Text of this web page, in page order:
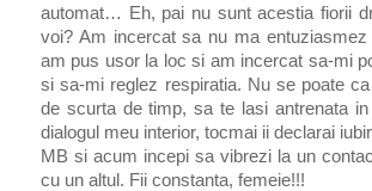
automat… Eh, pai nu sunt acestia fiorii
voi? Am incercat sa nu ma
am pus usor la loc si am incercat sa-mi
si sa-mi reglez respiratia. Nu se poate
de scurta de timp, sa te lasi antrenata in
dialogul meu interior, tocmai ii declarai
MB si acum incepi sa vibrezi la un
cu un altul. Fii constanta, femeie!!!